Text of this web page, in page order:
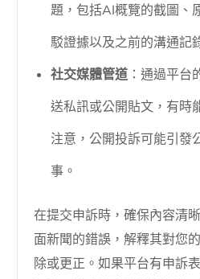
題，包括AI概覽的截圖、
駁證據以及之前的溝通記
社交媒體管道：通過平台
送私訊或公開貼文，有時
注意，公開投訴可能引發
事。
在提交申訴時，確保內容清
面新聞的錯誤，解釋其對您
除或更正。如果平台有申訴